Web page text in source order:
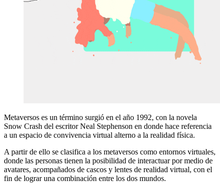
Metaversos es un término surgió en el año 1992, con la novela
Snow Crash del escritor Neal Stephenson en donde hace referencia
a un espacio de convivencia virtual alterno a la realidad física.
A partir de ello se clasifica a los metaversos como entornos virtuales,
donde las personas tienen la posibilidad de interactuar por medio de
avatares, acompañados de cascos y lentes de realidad virtual, con el
fin de lograr una combinación entre los dos mundos.